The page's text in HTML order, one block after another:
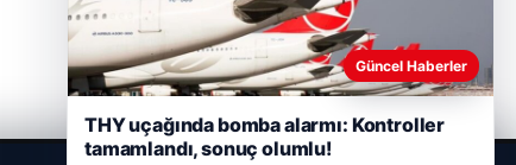
Güncel Haberler
THY uçağında bomba alarmı: Kontroller
tamamlandı, sonuç olumlu!